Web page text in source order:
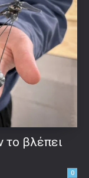
το βλέπει
0